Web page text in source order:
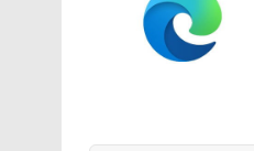
Neo(A18 Pro)|ダウン
ロード版